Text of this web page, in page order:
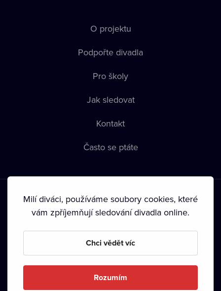
O projektu
Podpořte divadla
Pro školy
Jak sledovat
Kontakt
Často se ptáte
Podmínky používání • Ochrana soukromí • Zásady používání
• Autorská práva•
Milí diváci, používáme soubory cookies, které
vám zpříjemňují sledování divadla online.
Chci vědět víc
Rozumím